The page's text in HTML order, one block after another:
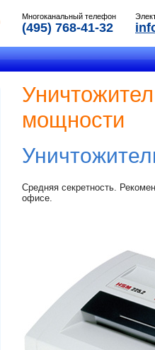
Многоканальный телефон
(495) 768-41-32
мощности
Средняя секретность.
офисе.